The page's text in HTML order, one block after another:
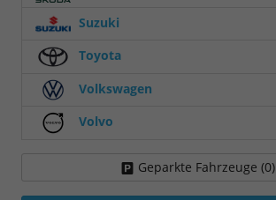
Suzuki
Toyota
Volkswagen
Volvo
Geparkte Fahrzeuge (0)